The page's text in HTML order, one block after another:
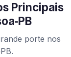
Principais
porte nos